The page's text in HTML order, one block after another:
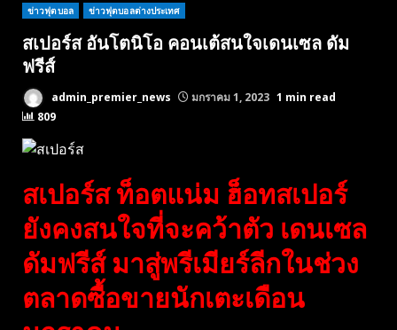
ข่าวฟุตบอล ข่าวฟุตบอลต่างประเทศ
สเปอร์ส อันโตนิโอ คอนเต้สนใจเดนเซล ดัม
ฟรีส์
admin_premier_news มกราคม 1, 2023 1 min read
809
สเปอร์ส ท็อตแน่ม ฮ็อทสเปอร์
ยังคงสนใจที่จะคว้าตัว เดนเซล
ดัมฟรีส์ มาสู่พรีเมียร์ลีกในช่วง
ตลาดซื้อขายนักเตะเดือน